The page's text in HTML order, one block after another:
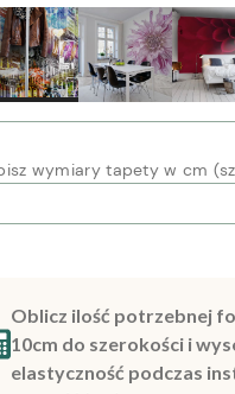
wymiary tapety w cm
Oblicz ilość potrzebnej
10cm do szerokości i
elastyczność podczas